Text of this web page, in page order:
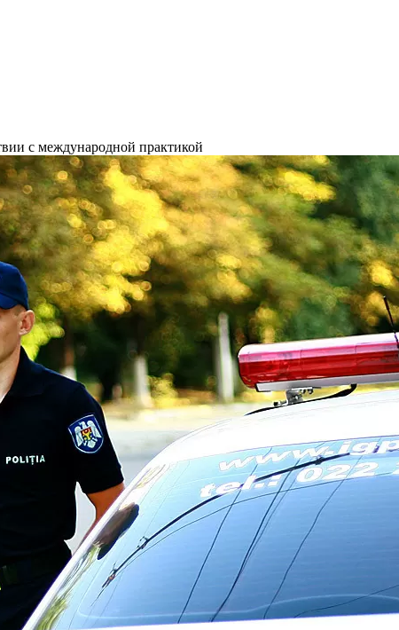
с международной практикой